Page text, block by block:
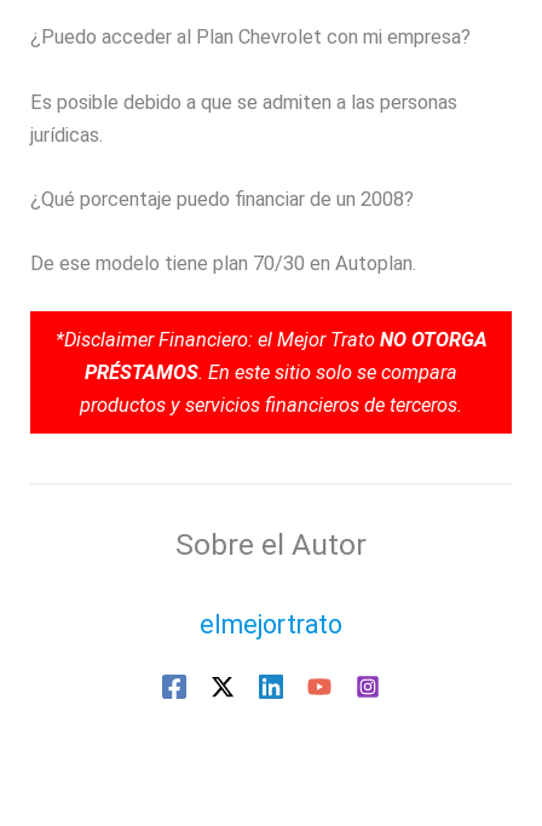
¿Puedo acceder al Plan Chevrolet con mi empresa?
Es posible debido a que se admiten a las personas
jurídicas.
¿Qué porcentaje puedo financiar de un 2008?
De ese modelo tiene plan 70/30 en Autoplan.
*Disclaimer Financiero: el Mejor Trato NO OTORGA
PRÉSTAMOS. En este sitio solo se compara
productos y servicios financieros de terceros.
Sobre el Autor
elmejortrato